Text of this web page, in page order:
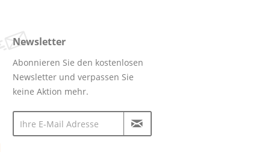
Newsletter
Abonnieren Sie den kostenlosen
Newsletter und verpassen Sie
keine Aktion mehr.